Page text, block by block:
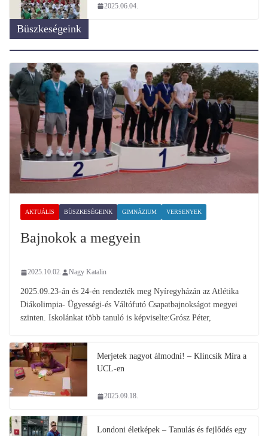
2025.06.04.
Büszkeségeink
AKTUÁLIS BÜSZKESÉGEINK GIMNÁZIUM VERSENYEK
Bajnokok a megyein
2025.10.02. Nagy Katalin
2025.09.23-án és 24-én rendezték meg Nyíregyházán az Atlétika
Diákolimpia- Ügyességi-és Váltófutó Csapatbajnokságot megyei
szinten. Iskolánkat több tanuló is képviselte:Grósz Péter,
Merjetek nagyot álmodni! – Klincsik Míra a
UCL-en
2025.09.18.
Londoni életképek – Tanulás és fejlődés egy